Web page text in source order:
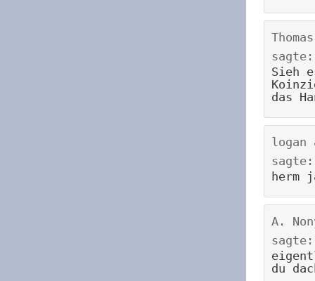
sagte:
Sieh
das
logan
sagte:
herm
A.
sagte:
du